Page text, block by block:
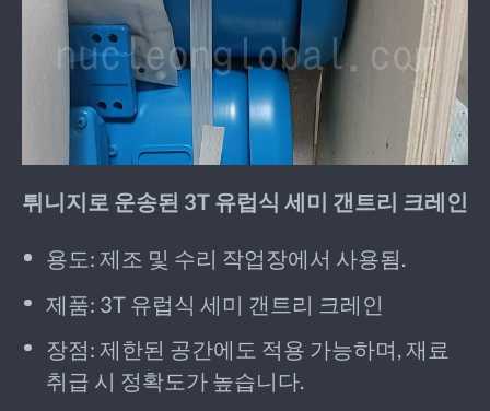
튀니지로 운송된 3T 유럽식 세미 갠트리 크레인
용도: 제조 및 수리 작업장에서 사용됨.
제품: 3T 유럽식 세미 갠트리 크레인
장점: 제한된 공간에도 적용 가능하며, 재료
취급 시 정확도가 높습니다.